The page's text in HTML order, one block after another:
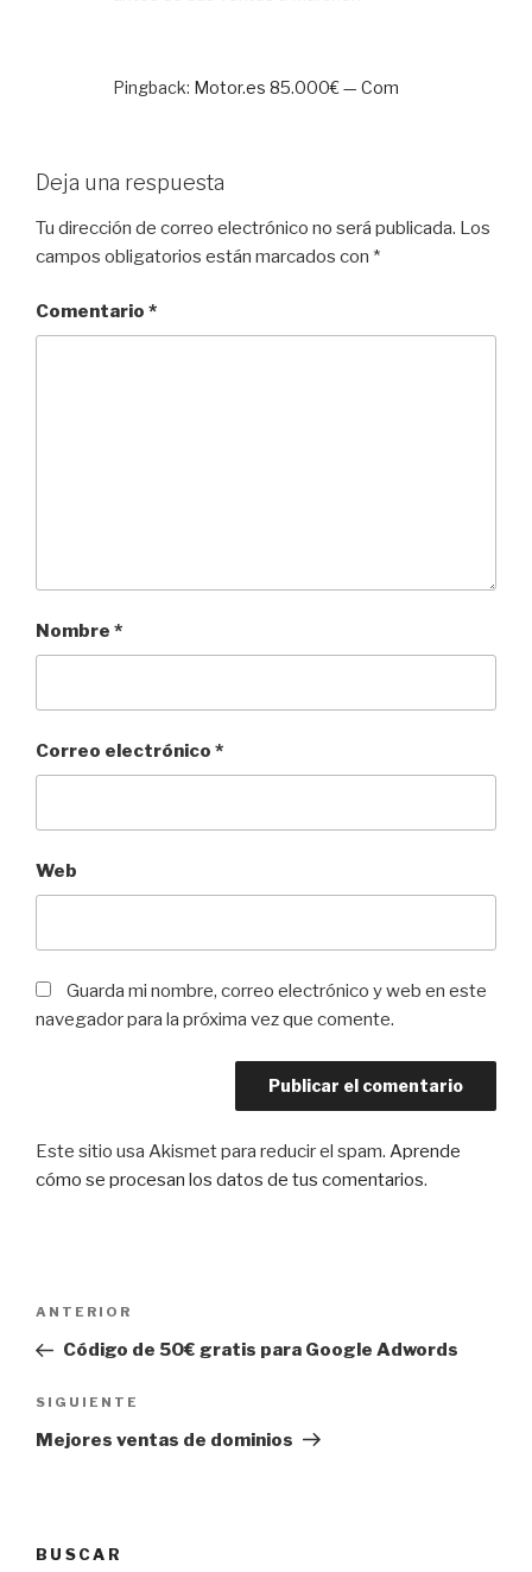
Pingback: Motor.es 85.000€ — Com
Deja una respuesta
Tu dirección de correo electrónico no será publicada. Los
campos obligatorios están marcados con *
Comentario *
Nombre *
Correo electrónico *
Web
Guarda mi nombre, correo electrónico y web en este
navegador para la próxima vez que comente.
Este sitio usa Akismet para reducir el spam. Aprende
cómo se procesan los datos de tus comentarios.
entradas
Entrada
anterior:
ANTERIOR
Código de 50€ gratis para Google Adwords
Siguiente
entrada
SIGUIENTE
Mejores ventas de dominios
BUSCAR